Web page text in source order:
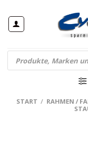
Inhalt
springen
Products
search
START / RAHMEN /